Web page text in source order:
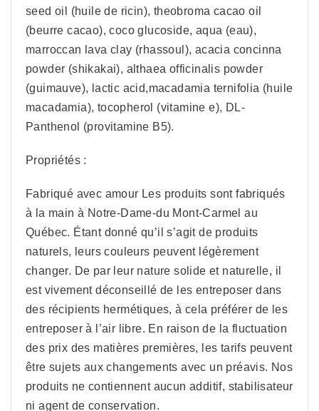
seed oil (huile de ricin), theobroma cacao oil
(beurre cacao), coco glucoside, aqua (eau),
marroccan lava clay (rhassoul), acacia concinna
powder (shikakai), althaea officinalis powder
(guimauve), lactic acid,macadamia ternifolia (huile
macadamia), tocopherol (vitamine e), DL-
Panthenol (provitamine B5).
Propriétés :
Fabriqué avec amour Les produits sont fabriqués
à la main à Notre-Dame-du Mont-Carmel au
Québec. Étant donné qu’il s’agit de produits
naturels, leurs couleurs peuvent légèrement
changer. De par leur nature solide et naturelle, il
est vivement déconseillé de les entreposer dans
des récipients hermétiques, à cela préférer de les
entreposer à l’air libre. En raison de la fluctuation
des prix des matières premières, les tarifs peuvent
être sujets aux changements avec un préavis. Nos
produits ne contiennent aucun additif, stabilisateur
ni agent de conservation.